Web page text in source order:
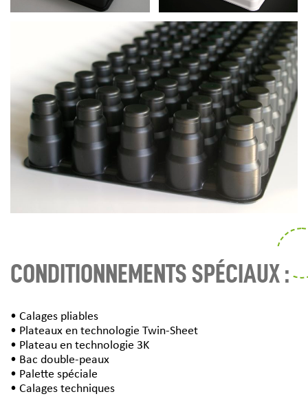
CONDITIONNEMENTS SPÉCIAUX :
• Calages pliables
• Plateaux en technologie Twin-Sheet
• Plateau en technologie 3K
• Bac double-peaux
• Palette spéciale
• Calages techniques